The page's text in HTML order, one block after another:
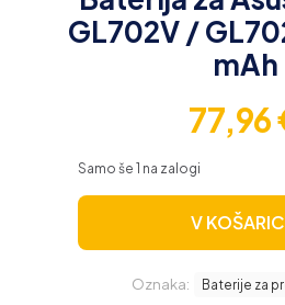
GL702V /
mAh
77,96
Samo še 1 na zalogi
V
Oznaka: Baterije za